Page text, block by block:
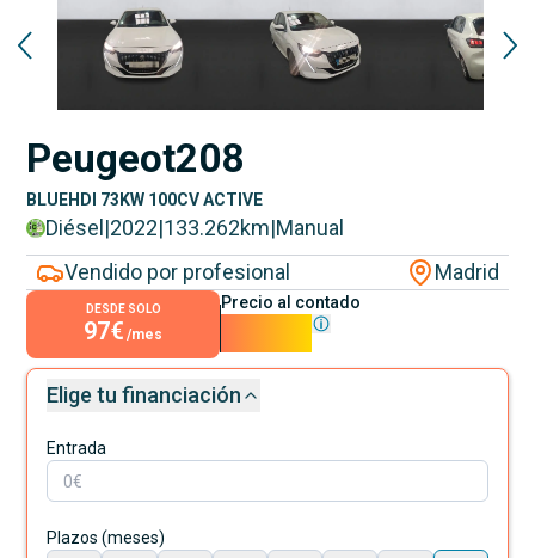
Peugeot208
BLUEHDI 73KW 100CV ACTIVE
Diésel |2022|133.262km|Manual
Vendido por profesional
Madrid
DESDE SOLO
97€ /mes
Precio al contado
Elige tu financiación
Entrada
Plazos (meses)